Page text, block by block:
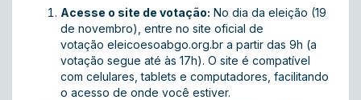
Acesse o site de votação: No dia da eleição (19
de novembro), entre no site oficial de
votação eleicoesoabgo.org.br a partir das 9h (a
votação segue até às 17h). O site é compatível
com celulares, tablets e computadores, facilitando
o acesso de onde você estiver.